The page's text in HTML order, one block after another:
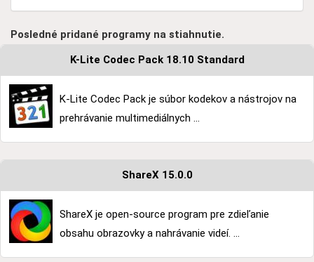
Posledné pridané programy na stiahnutie.
K-Lite Codec Pack 18.10 Standard
K-Lite Codec Pack je súbor kodekov a nástrojov na
prehrávanie multimediálnych ...
ShareX 15.0.0
ShareX je open-source program pre zdieľanie
obsahu obrazovky a nahrávanie videí. ...